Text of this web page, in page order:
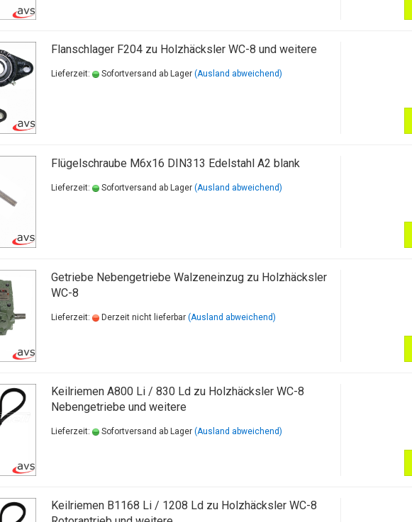
Flanschlager F204 zu Holzhäcksler WC-8 und weitere
Lieferzeit: Sofortversand ab Lager (Ausland abweichend)
Flügelschraube M6x16 DIN313 Edelstahl A2 blank
Lieferzeit: Sofortversand ab Lager (Ausland abweichend)
Getriebe Nebengetriebe Walzeneinzug zu Holzhäcksler
WC-8
Lieferzeit: Derzeit nicht lieferbar (Ausland abweichend)
Keilriemen A800 Li / 830 Ld zu Holzhäcksler WC-8
Nebengetriebe und weitere
Lieferzeit: Sofortversand ab Lager (Ausland abweichend)
Keilriemen B1168 Li / 1208 Ld zu Holzhäcksler WC-8